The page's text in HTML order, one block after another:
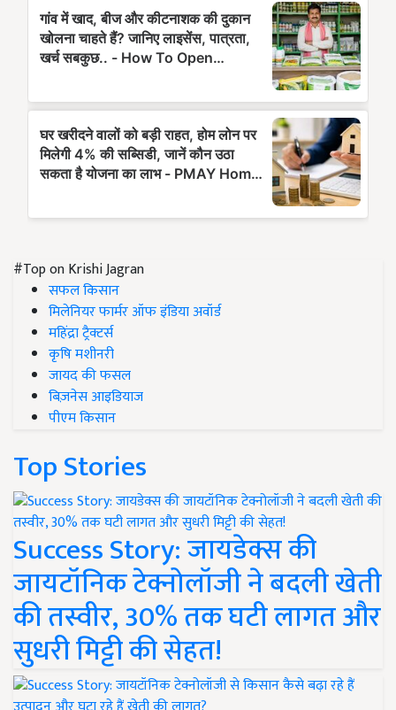
#Top on Krishi Jagran
सफल किसान
मिलेनियर फार्मर ऑफ इंडिया अवॉर्ड
महिंद्रा ट्रैक्टर्स
कृषि मशीनरी
जायद की फसल
बिज़नेस आइडियाज
पीएम किसान
Top Stories
Success Story: जायडेक्स की
जायटॉनिक टेक्नोलॉजी ने बदली खेती
की तस्वीर, 30% तक घटी लागत और
सुधरी मिट्टी की सेहत!